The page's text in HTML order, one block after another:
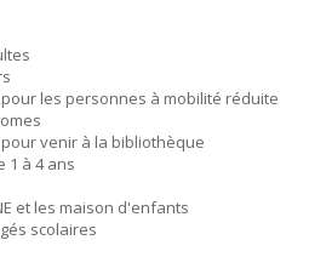
les personnes à mobilité réduite
venir à la bibliothèque
1 à 4 ans
et les maison d'enfants
scolaires